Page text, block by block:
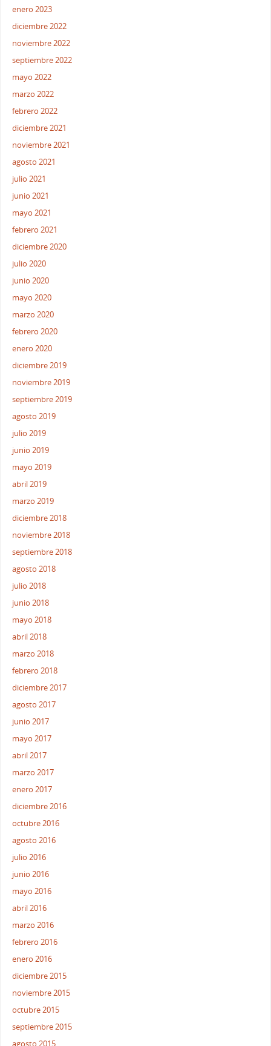
enero 2023
diciembre 2022
noviembre 2022
septiembre 2022
mayo 2022
marzo 2022
febrero 2022
diciembre 2021
noviembre 2021
agosto 2021
julio 2021
junio 2021
mayo 2021
febrero 2021
diciembre 2020
julio 2020
junio 2020
mayo 2020
marzo 2020
febrero 2020
enero 2020
diciembre 2019
noviembre 2019
septiembre 2019
agosto 2019
julio 2019
junio 2019
mayo 2019
abril 2019
marzo 2019
diciembre 2018
noviembre 2018
septiembre 2018
agosto 2018
julio 2018
junio 2018
mayo 2018
abril 2018
marzo 2018
febrero 2018
diciembre 2017
agosto 2017
junio 2017
mayo 2017
abril 2017
marzo 2017
enero 2017
diciembre 2016
octubre 2016
agosto 2016
julio 2016
junio 2016
mayo 2016
abril 2016
marzo 2016
febrero 2016
enero 2016
diciembre 2015
noviembre 2015
octubre 2015
septiembre 2015
agosto 2015